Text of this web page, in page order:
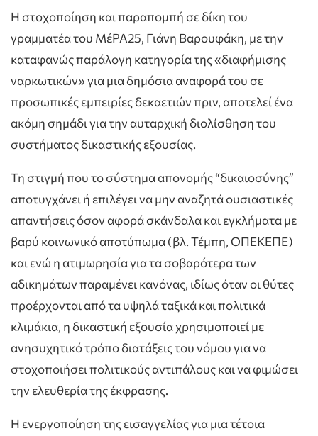
Η στοχοποίηση και παραπομπή σε δίκη του
γραμματέα του ΜέΡΑ25, Γιάνη Βαρουφάκη, με την
καταφανώς παράλογη κατηγορία της «διαφήμισης
ναρκωτικών» για μια δημόσια αναφορά του σε
προσωπικές εμπειρίες δεκαετιών πριν, αποτελεί ένα
ακόμη σημάδι για την αυταρχική διολίσθηση του
συστήματος δικαστικής εξουσίας.
Τη στιγμή που το σύστημα απονομής “δικαιοσύνης”
αποτυγχάνει ή επιλέγει να μην αναζητά ουσιαστικές
απαντήσεις όσον αφορά σκάνδαλα και εγκλήματα με
βαρύ κοινωνικό αποτύπωμα (βλ. Τέμπη, ΟΠΕΚΕΠΕ)
και ενώ η ατιμωρησία για τα σοβαρότερα των
αδικημάτων παραμένει κανόνας, ιδίως όταν οι θύτες
προέρχονται από τα υψηλά ταξικά και πολιτικά
κλιμάκια, η δικαστική εξουσία χρησιμοποιεί με
ανησυχητικό τρόπο διατάξεις του νόμου για να
στοχοποιήσει πολιτικούς αντιπάλους και να φιμώσει
την ελευθερία της έκφρασης.
Η ενεργοποίηση της εισαγγελίας για μια τέτοια